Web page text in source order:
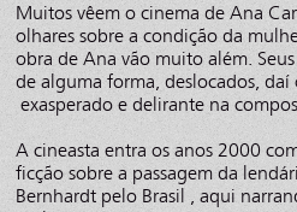
Muitos vêem o cinema de Ana
olhares sobre a condição da
obra de Ana vão muito além.
de alguma forma, deslocados, daí
exasperado e delirante na
A cineasta entra os anos 2000
ficção sobre a passagem da
Bernhardt pelo Brasil , aqui